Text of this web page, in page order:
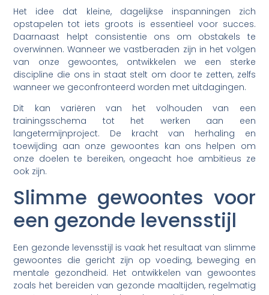
Het idee dat kleine, dagelijkse inspanningen zich
opstapelen tot iets groots is essentieel voor succes.
Daarnaast helpt consistentie ons om obstakels te
overwinnen. Wanneer we vastberaden zijn in het volgen
van onze gewoontes, ontwikkelen we een sterke
discipline die ons in staat stelt om door te zetten, zelfs
wanneer we geconfronteerd worden met uitdagingen.
Dit kan variëren van het volhouden van een
trainingsschema tot het werken aan een
langetermijnproject. De kracht van herhaling en
toewijding aan onze gewoontes kan ons helpen om
onze doelen te bereiken, ongeacht hoe ambitieus ze
ook zijn.
Slimme gewoontes voor
een gezonde levensstijl
Een gezonde levensstijl is vaak het resultaat van slimme
gewoontes die gericht zijn op voeding, beweging en
mentale gezondheid. Het ontwikkelen van gewoontes
zoals het bereiden van gezonde maaltijden, regelmatig